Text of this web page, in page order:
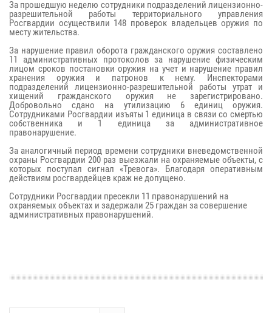
За прошедшую неделю сотрудники подразделений лицензионно-
разрешительной работы территориального управления
Росгвардии осуществили 148 проверок владельцев оружия по
месту жительства.
За нарушение правил оборота гражданского оружия составлено
11 административных протоколов за нарушение физическим
лицом сроков постановки оружия на учет и нарушение правил
хранения оружия и патронов к нему. Инспекторами
подразделений лицензионно-разрешительной работы утрат и
хищений гражданского оружия не зарегистрировано.
Добровольно сдано на утилизацию 6 единиц оружия.
Сотрудниками Росгвардии изъяты 1 единица в связи со смертью
собственника и 1 единица за административное
правонарушение.
За аналогичный период времени сотрудники вневедомственной
охраны Росгвардии 200 раз выезжали на охраняемые объекты, с
которых поступал сигнал «Тревога». Благодаря оперативным
действиям росгвардейцев краж не допущено.
Сотрудники Росгвардии пресекли 11 правонарушений на
охраняемых объектах и задержали 25 граждан за совершение
административных правонарушений.